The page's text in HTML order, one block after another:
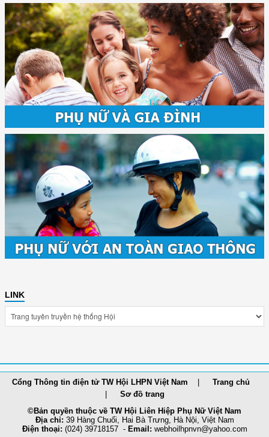
LINK
Cổng Thông tin điện tử TW Hội LHPN Việt Nam
Trang chủ
Sơ đồ trang
©Bản quyền thuộc về TW Hội Liên Hiệp Phụ Nữ Việt Nam
Địa chỉ: 39 Hàng Chuối, Hai Bà Trưng, Hà Nội, Việt Nam
Điện thoại: (024) 39718157 - Email: webhoilhpnvn@yahoo.com